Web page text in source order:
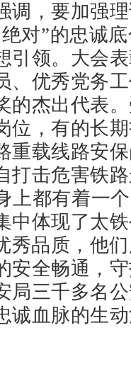
调，要加强
对”的忠诚
引领。大会
、优秀党务
的杰出代表
位，有的长
重载线路安
打击危害铁
上都有着一
中体现了太
秀品质，他
安全畅通，
局三千多名
诚血脉的生